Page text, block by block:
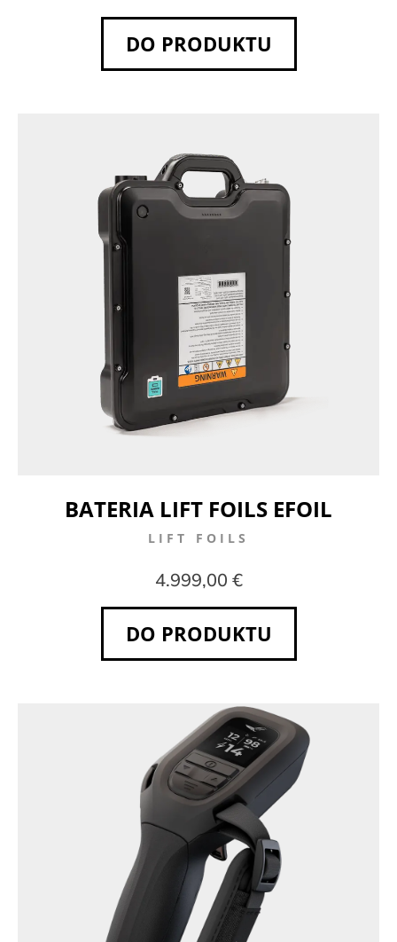
DO PRODUKTU
BATERIA LIFT FOILS EFOIL
LIFT FOILS
4.999,00 €
DO PRODUKTU